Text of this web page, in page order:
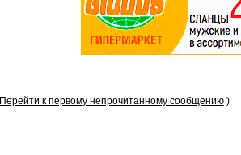
Перейти к первому непрочитанному сообщению)